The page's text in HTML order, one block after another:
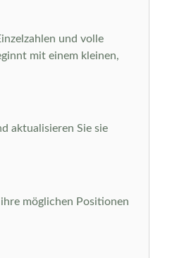
und volle
mit einem kleinen,
aktualisieren Sie sie
möglichen Positionen